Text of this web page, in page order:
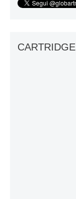
CARTRIDGE